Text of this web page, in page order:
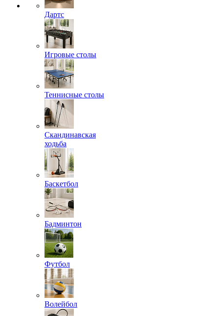
Дартс
Игровые столы
Теннисные столы
Скандинавская
ходьба
Баскетбол
Бадминтон
Футбол
Волейбол